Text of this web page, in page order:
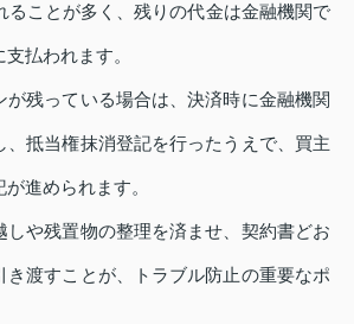
ることが多く、残りの代金は金融機関で
払われます。
が残っている場合は、決済時に金融機関
、抵当権抹消登記を行ったうえで、買主
進められます。
しや残置物の整理を済ませ、契約書どお
き渡すことが、トラブル防止の重要なポ